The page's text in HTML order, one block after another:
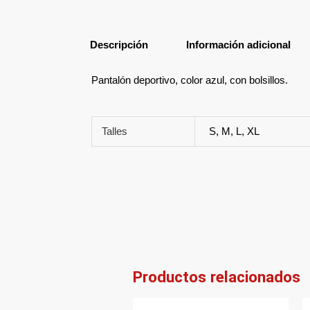
Descripción Información adicional
Pantalón deportivo, color azul, con bolsillos.
Talles S, M, L, XL
Productos relacionados